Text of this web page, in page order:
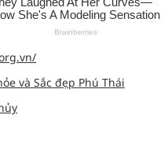
và Sắc đẹp Phú Thái